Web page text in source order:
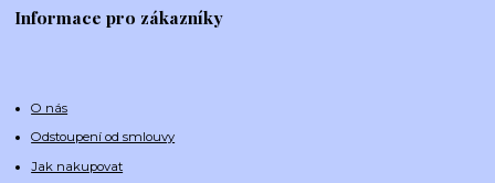
Informace pro zákazníky
O nás
Odstoupení od smlouvy
Jak nakupovat